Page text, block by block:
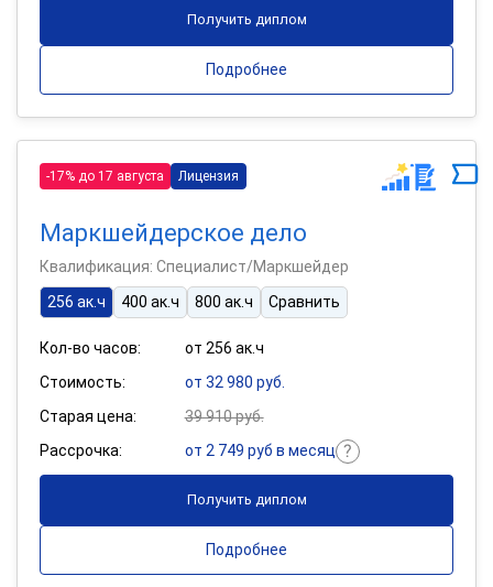
Получить диплом
Подробнее
-17% до 17 августа Лицензия
Маркшейдерское дело
Квалификация: Специалист/Маркшейдер
256 ак.ч
400 ак.ч 800 ак.ч Сравнить
Кол-во часов:
от 256 ак.ч
Стоимость:
от 32 980 руб.
Старая цена:
39 910 руб.
Рассрочка:
от 2 749 руб в месяц
Получить диплом
Подробнее